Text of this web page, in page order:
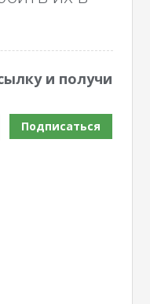
и получи
Подписаться